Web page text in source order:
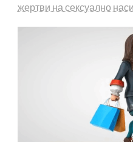
жертви на сексуално